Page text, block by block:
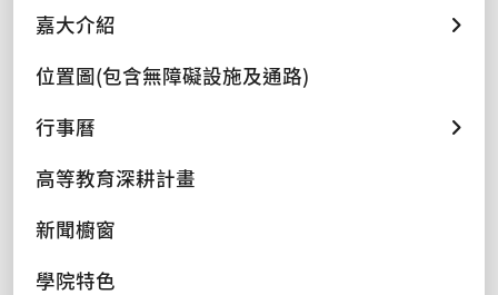
嘉大介紹
位置圖(包含無障礙設施及通路)
行事曆
高等教育深耕計畫
新聞櫥窗
學院特色